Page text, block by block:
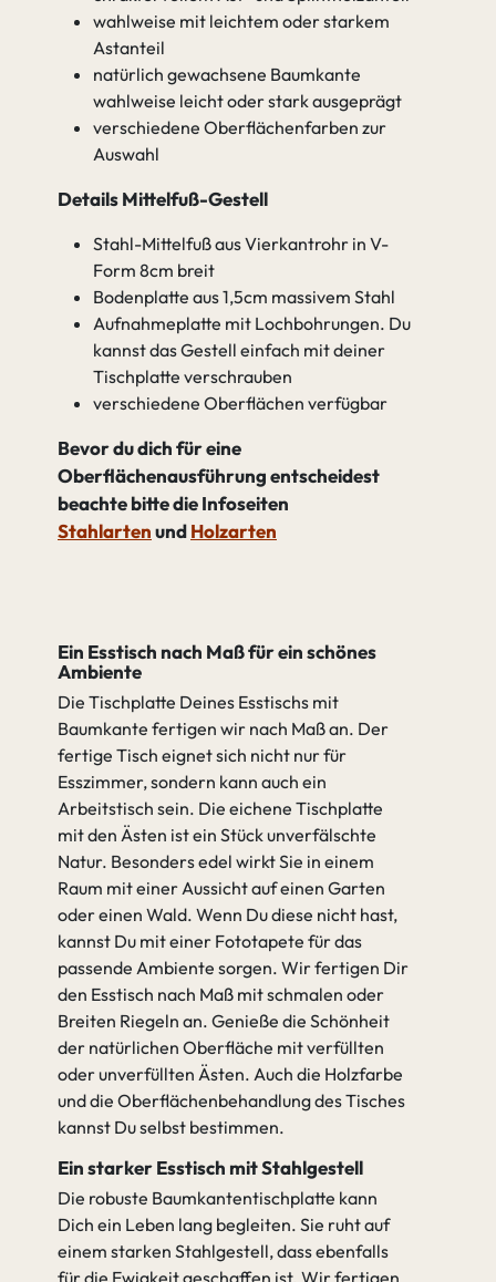
wahlweise mit leichtem oder starkem
Astanteil
natürlich gewachsene Baumkante
wahlweise leicht oder stark ausgeprägt
verschiedene Oberflächenfarben zur
Auswahl
Details Mittelfuß-Gestell
Stahl-Mittelfuß aus Vierkantrohr in V-
Form 8cm breit
Bodenplatte aus 1,5cm massivem Stahl
Aufnahmeplatte mit Lochbohrungen. Du
kannst das Gestell einfach mit deiner
Tischplatte verschrauben
verschiedene Oberflächen verfügbar
Bevor du dich für eine
Oberflächenausführung entscheidest
beachte bitte die Infoseiten
StahlartenundHolzarten
Ein Esstisch nach Maß für ein schönes
Ambiente
Die Tischplatte Deines Esstischs mit
Baumkante fertigen wir nach Maß an. Der
fertige Tisch eignet sich nicht nur für
Esszimmer, sondern kann auch ein
Arbeitstisch sein. Die eichene Tischplatte
mit den Ästen ist ein Stück unverfälschte
Natur. Besonders edel wirkt Sie in einem
Raum mit einer Aussicht auf einen Garten
oder einen Wald. Wenn Du diese nicht hast,
kannst Du mit einer Fototapete für das
passende Ambiente sorgen. Wir fertigen Dir
den Esstisch nach Maß mit schmalen oder
Breiten Riegeln an. Genieße die Schönheit
der natürlichen Oberfläche mit verfüllten
oder unverfüllten Ästen. Auch die Holzfarbe
und die Oberflächenbehandlung des Tisches
kannst Du selbst bestimmen.
Ein starker Esstisch mit Stahlgestell
Die robuste Baumkantentischplatte kann
Dich ein Leben lang begleiten. Sie ruht auf
einem starken Stahlgestell, dass ebenfalls
für die Ewigkeit geschaffen ist. Wir fertigen